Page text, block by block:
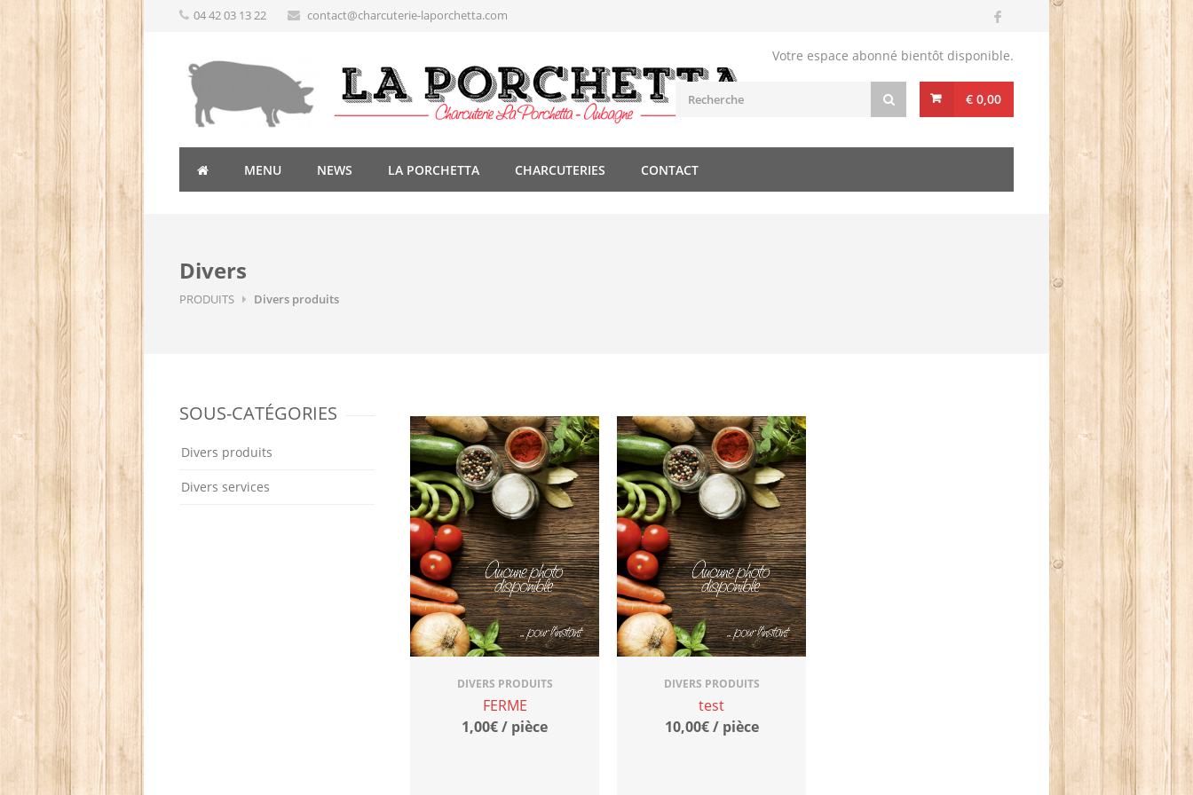
04 42 03 13 22 contact@charcuterie-laporchetta.com
Votre espace abonné bientôt disponible.
€ 0,00
MENU NEWS LA PORCHETTA CHARCUTERIES CONTACT
Divers
PRODUITS Divers produits
SOUS-CATÉGORIES
Divers produits
Divers services
DIVERS PRODUITS
FERME
1,00€ / pièce
DIVERS PRODUITS
test
10,00€ / pièce